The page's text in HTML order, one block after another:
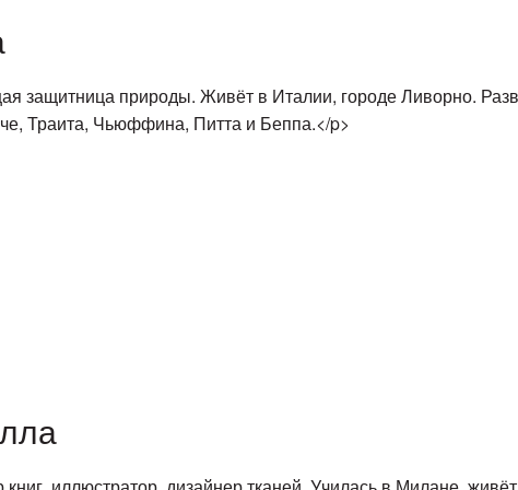
защитница природы. Живёт в Италии, городе Ливорно.
Траита, Чьюффина, Питта и Беппа.</p>